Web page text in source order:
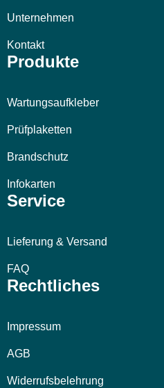
Unternehmen
Kontakt
Produkte
Wartungsaufkleber
Prüfplaketten
Brandschutz
Infokarten
Service
Lieferung & Versand
FAQ
Rechtliches
Impressum
AGB
Widerrufsbelehrung